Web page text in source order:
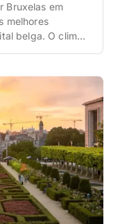
Bruxelas em
melhores
belga. O clima
21h30), a